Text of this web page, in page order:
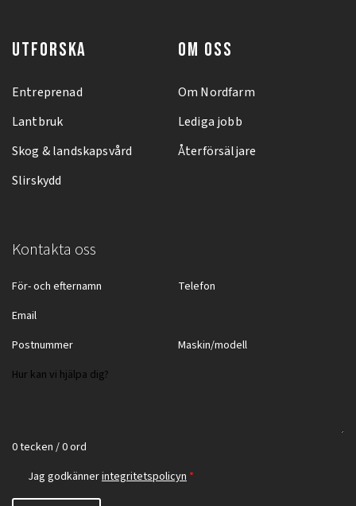
UTFORSKA
Entreprenad
Lantbruk
Skog & landskapsvård
Slirskydd
OM OSS
Om Nordfarm
Lediga jobb
Återförsäljare
Kontakta oss
0 tecken / 0 ord
Jag godkännerintegritetspolicyn *